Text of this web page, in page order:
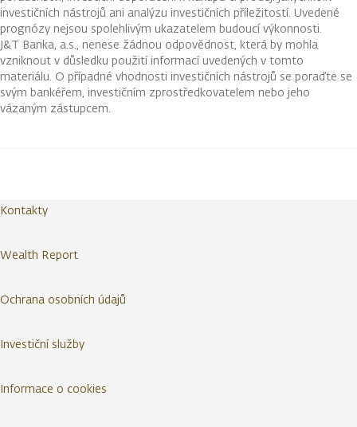
investičních nástrojů ani analýzu investičních příležitostí. Uvedené
prognózy nejsou spolehlivým ukazatelem budoucí výkonnosti.
J&T Banka, a.s., nenese žádnou odpovědnost, která by mohla
vzniknout v důsledku použití informací uvedených v tomto
materiálu. O případné vhodnosti investičních nástrojů se poraďte se
svým bankéřem, investičním zprostředkovatelem nebo jeho
vázaným zástupcem.
Kontakty
Wealth Report
Ochrana osobních údajů
Investiční služby
Informace o cookies